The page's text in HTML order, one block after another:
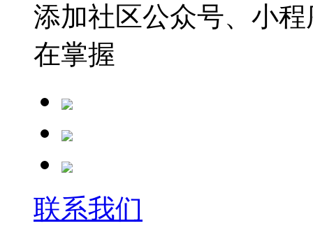
添加社区公众号、小
在掌握
联系我们